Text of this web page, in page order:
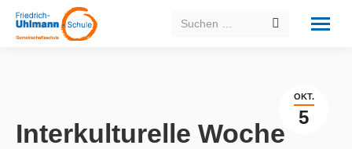
Search:
OKT.
5
Interkulturelle Woche